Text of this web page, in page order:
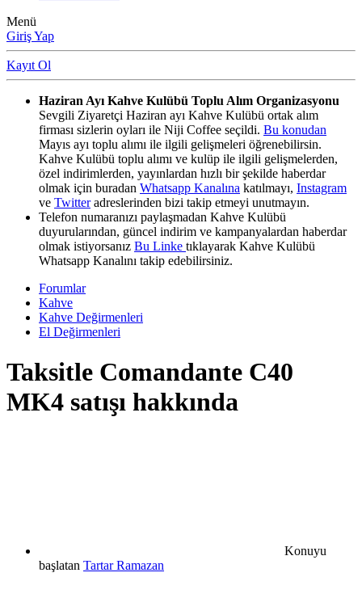
Menü
Giriş Yap
Kayıt Ol
Haziran Ayı Kahve Kulübü Toplu Alım Organizasyonu
Sevgili Ziyaretçi Haziran ayı Kahve Kulübü ortak alım
firması sizlerin oyları ile Niji Coffee seçildi. Bu konudan
Mayıs ayı toplu alımı ile ilgili gelişmeleri öğrenebilirsin.
Kahve Kulübü toplu alımı ve kulüp ile ilgili gelişmelerden,
özel indirimlerden, yayınlardan hızlı bir şekilde haberdar
olmak için buradan Whatsapp Kanalına katılmayı, Instagram
ve Twitteradreslerinden bizi takip etmeyi unutmayın.
Telefon numaranızı paylaşmadan Kahve Kulübü
duyurularından, güncel indirim ve kampanyalardan haberdar
olmak istiyorsanız Bu Linke tıklayarak Kahve Kulübü
Whatsapp Kanalını takip edebilirsiniz.
Forumlar
Kahve
Kahve Değirmenleri
El Değirmenleri
Taksitle Comandante C40
MK4 satışı hakkında
Konuyu
başlatan Tartar Ramazan